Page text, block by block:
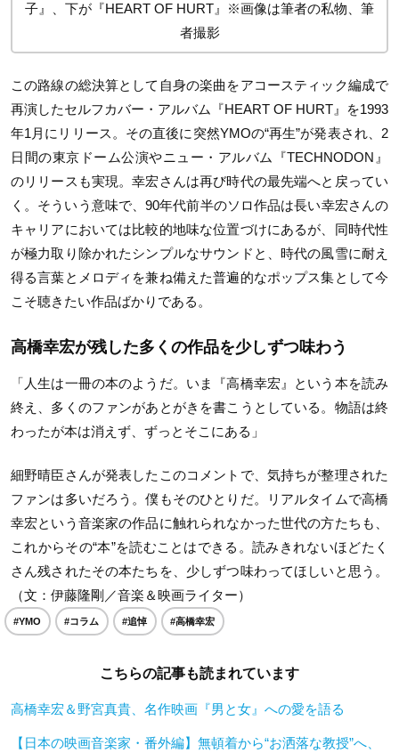
子』、下が『HEART OF HURT』※画像は筆者の私物、筆
者撮影
この路線の総決算として自身の楽曲をアコースティック編成で
再演したセルフカバー・アルバム『HEART OF HURT』を1993
年1月にリリース。その直後に突然YMOの“再生”が発表され、2
日間の東京ドーム公演やニュー・アルバム『TECHNODON』
のリリースも実現。幸宏さんは再び時代の最先端へと戻ってい
く。そういう意味で、90年代前半のソロ作品は長い幸宏さんの
キャリアにおいては比較的地味な位置づけにあるが、同時代性
が極力取り除かれたシンプルなサウンドと、時代の風雪に耐え
得る言葉とメロディを兼ね備えた普遍的なポップス集として今
こそ聴きたい作品ばかりである。
高橋幸宏が残した多くの作品を少しずつ味わう
「人生は一冊の本のようだ。いま『高橋幸宏』という本を読み
終え、多くのファンがあとがきを書こうとしている。物語は終
わったが本は消えず、ずっとそこにある」
細野晴臣さんが発表したこのコメントで、気持ちが整理された
ファンは多いだろう。僕もそのひとりだ。リアルタイムで高橋
幸宏という音楽家の作品に触れられなかった世代の方たちも、
これからその“本”を読むことはできる。読みきれないほどたく
さん残されたその本たちを、少しずつ味わってほしいと思う。
（文：伊藤隆剛／音楽＆映画ライター）
#YMO #コラム #追悼 #高橋幸宏
こちらの記事も読まれています
高橋幸宏＆野宮真貴、名作映画『男と女』への愛を語る
【日本の映画音楽家・番外編】無頓着から“お洒落な教授”へ、